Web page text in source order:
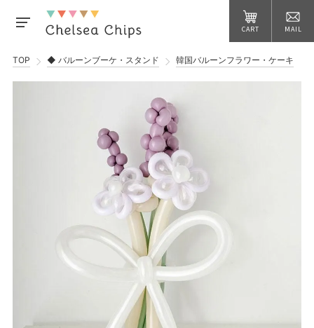
CART MAIL
TOP ◆ バルーンブーケ・スタンド 韓国バルーンフラワー・ケーキ